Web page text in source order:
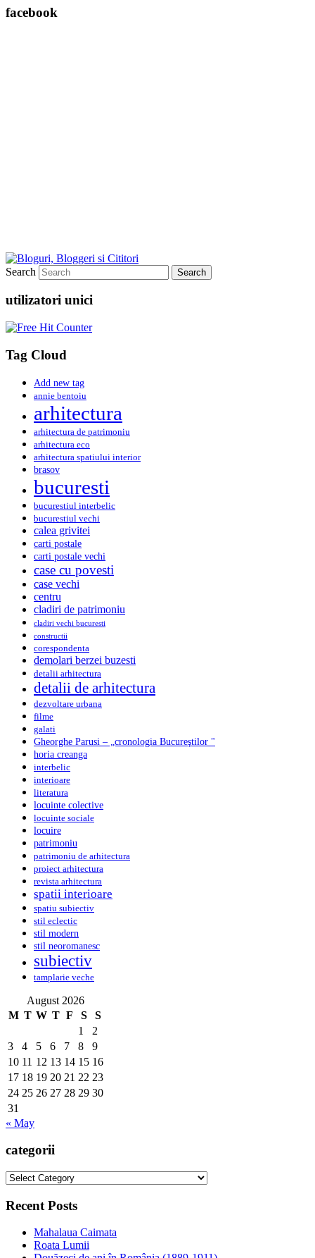
facebook
Search
utilizatori unici
Tag Cloud
Add new tag
annie bentoiu
arhitectura
arhitectura de patrimoniu
arhitectura eco
arhitectura spatiului interior
brasov
bucuresti
bucurestiul interbelic
bucurestiul vechi
calea grivitei
carti postale
carti postale vechi
case cu povesti
case vechi
centru
cladiri de patrimoniu
cladiri vechi bucuresti
constructii
corespondenta
demolari berzei buzesti
detalii arhitectura
detalii de arhitectura
dezvoltare urbana
filme
galati
Gheorghe Parusi – „cronologia Bucureştilor "
horia creanga
interbelic
interioare
literatura
locuinte colective
locuinte sociale
locuire
patrimoniu
patrimoniu de arhitectura
proiect arhitectura
revista arhitectura
spatii interioare
spatiu subiectiv
stil eclectic
stil modern
stil neoromanesc
subiectiv
tamplarie veche
August 2026
M T W T F S
S
1
2
3
4 5 6 7 8
9
10 11 12 13 14 15 16
17 18 19 20 21 22 23
24 25 26 27 28 29 30
31
« May
categorii
categorii
Recent Posts
Mahalaua Caimata
Roata Lumii